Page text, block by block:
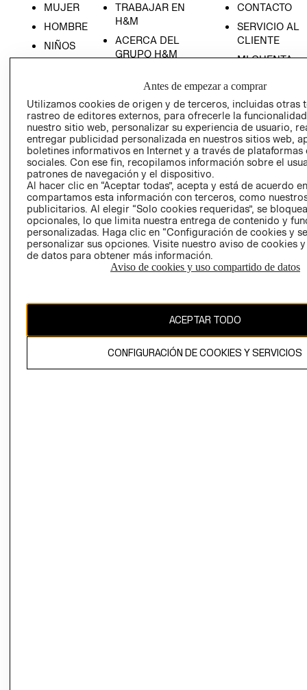
MUJER
HOMBRE
NIÑOS
TRABAJAR EN
H&M
ACERCA DEL
GRUPO H&M
SOCIAL
PRENSA
RELACIÓN CON
INVERSIONISTAS
POLÍTICA
EMPRESARIAL
CONTACTO
SERVICIO AL
CLIENTE
MI CUENTA
TIENDAS
- RETIRO EN
TIENDA
TÉRMINOS Y
AVISO DE
PRIVACIDAD
GIFT CARD
AVISO DE
Antes de empezar a comprar
Utilizamos cookies de origen y de terceros, incluidas otras
rastreo de editores externos, para ofrecerle la
nuestro sitio web, personalizar su experiencia de usuario,
entregar publicidad personalizada en nuestros sitios web,
boletines informativos en Internet y a través de plataformas
sociales. Con ese fin, recopilamos información sobre el
patrones de navegación y el dispositivo.
Al hacer clic en “Aceptar todas”, acepta y está de acuerdo
compartamos esta información con terceros, como
publicitarios. Al elegir “Solo cookies requeridas”, se
opcionales, lo que limita nuestra entrega de contenido y
personalizadas. Haga clic en “Configuración de cookies y
personalizar sus opciones. Visite nuestro aviso de cookies
de datos para obtener más información.
Aviso de cookies y uso compartido de datos
ACEPTAR TODO
CONFIGURACIÓN DE COOKIES Y SERVICIOS